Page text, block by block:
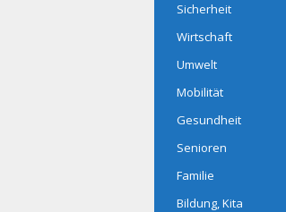
Sicherheit
Wirtschaft
Umwelt
Mobilität
Gesundheit
Senioren
Familie
Bildung, Kita